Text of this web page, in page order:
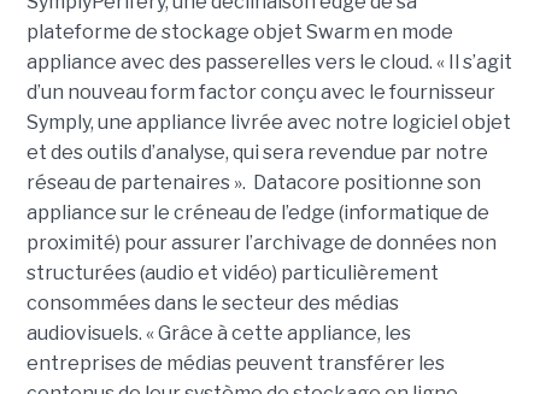
plateforme de stockage objet Swarm en mode
appliance avec des passerelles vers le cloud. « Il s’agit
d’un nouveau form factor conçu avec le fournisseur
Symply, une appliance livrée avec notre logiciel objet
et des outils d’analyse, qui sera revendue par notre
réseau de partenaires ». Datacore positionne son
appliance sur le créneau de l’edge (informatique de
proximité) pour assurer l’archivage de données non
structurées (audio et vidéo) particulièrement
consommées dans le secteur des médias
audiovisuels. « Grâce à cette appliance, les
entreprises de médias peuvent transférer les